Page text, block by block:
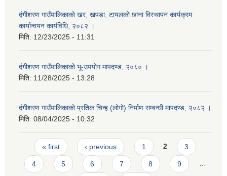
दंगीशरण गाउँपालिकाको खर, खपडा, टायलको छाना विस्थापन कार्यक्रम
कार्यान्वयन कार्यविधि, २०८२ ।
मिति: 12/23/2025 - 11:31
दंगीशरण गाउँपालिकाको भू-उपयोग मापदण्ड, २०८० ।
मिति: 11/28/2025 - 13:28
दंगीशरण गाउँपालिकाको प्रतिक चिन्ह (लोगो) निर्माण सम्बन्धी मापदण्ड, २०८२ ।
मिति: 08/04/2025 - 10:32
Pages
« first ‹ previous 1 2 3
4 5 6 7 8 9 …